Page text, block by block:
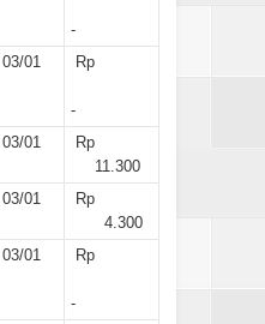
-
03/01 Rp
-
03/01
Rp
11.300
03/01
Rp
4.300
03/01 Rp
-